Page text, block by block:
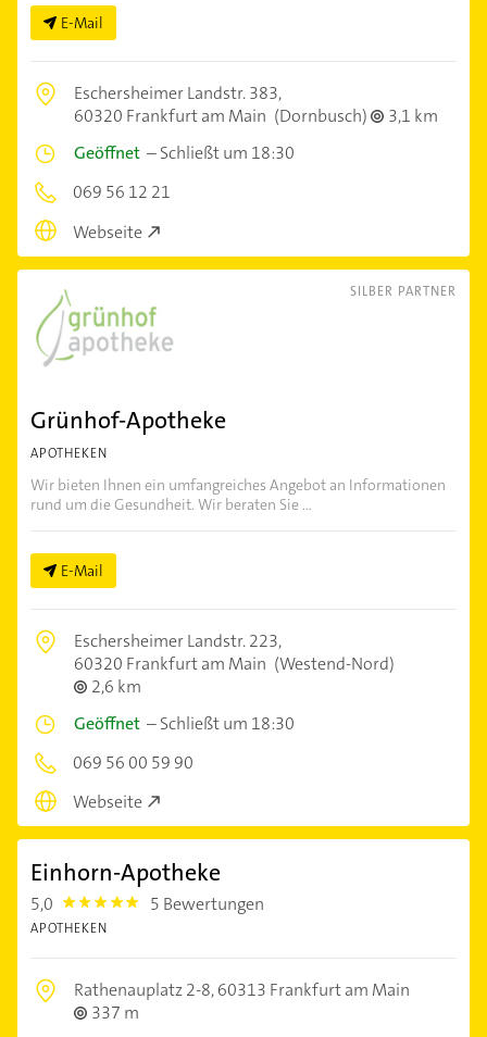
E-Mail
Eschersheimer Landstr. 383,
60320 Frankfurt am Main (Dornbusch)
3,1 km
Geöffnet –Schließt um 18:30
069 56 12 21
Webseite
SILBER PARTNER
Grünhof-Apotheke
APOTHEKEN
Wir bieten Ihnen ein umfangreiches Angebot an Informationen
rund um die Gesundheit. Wir beraten Sie ...
E-Mail
Eschersheimer Landstr. 223,
60320 Frankfurt am Main (Westend-Nord)
2,6 km
Geöffnet –Schließt um 18:30
069 56 00 59 90
Webseite
Einhorn-Apotheke
5,0 5.0 5 Bewertungen
APOTHEKEN
Rathenauplatz 2-8,60313 Frankfurt am Main
337 m